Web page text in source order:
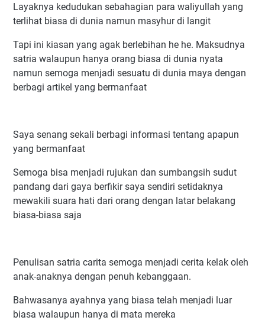
Layaknya kedudukan sebahagian para waliyullah yang
terlihat biasa di dunia namun masyhur di langit
Tapi ini kiasan yang agak berlebihan he he. Maksudnya
satria walaupun hanya orang biasa di dunia nyata
namun semoga menjadi sesuatu di dunia maya dengan
berbagi artikel yang bermanfaat
Saya senang sekali berbagi informasi tentang apapun
yang bermanfaat
Semoga bisa menjadi rujukan dan sumbangsih sudut
pandang dari gaya berfikir saya sendiri setidaknya
mewakili suara hati dari orang dengan latar belakang
biasa-biasa saja
Penulisan satria carita semoga menjadi cerita kelak oleh
anak-anaknya dengan penuh kebanggaan.
Bahwasanya ayahnya yang biasa telah menjadi luar
biasa walaupun hanya di mata mereka